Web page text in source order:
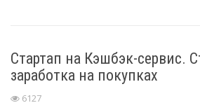
Стартап на Кэшбэк-сервис.
заработка на покупках
6127